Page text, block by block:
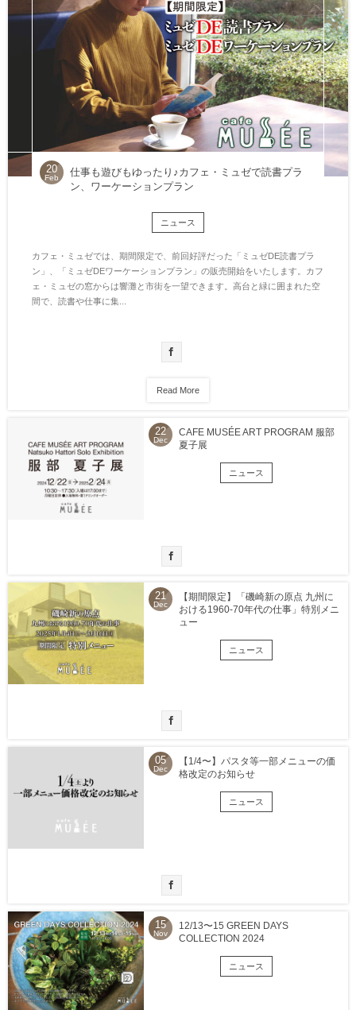
20
Feb
仕事も遊びもゆったり♪カフェ・ミュゼで読書プラ
ン、ワーケーションプラン
ニュース
カフェ・ミュゼでは、期間限定で、前回好評だった「ミュゼDE読書プラ
ン」、「ミュゼDEワーケーションプラン」の販売開始をいたします。カフ
ェ・ミュゼの窓からは響灘と市街を一望できます。高台と緑に囲まれた空
間で、読書や仕事に集...
Read More
22
Dec
CAFE MUSÉE ART PROGRAM 服部
夏子展
ニュース
21
Dec
【期間限定】「磯崎新の原点 九州に
おける1960-70年代の仕事」特別メニ
ュー
ニュース
05
Dec
【1/4〜】パスタ等一部メニューの価
格改定のお知らせ
ニュース
15
Nov
12/13〜15 GREEN DAYS
COLLECTION 2024
ニュース